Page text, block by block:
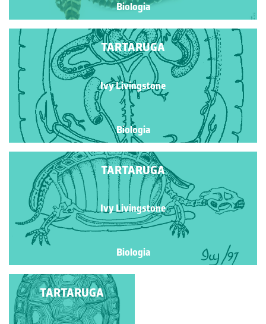
Biologia
TARTARUGA
Ivy Livingstone
Biologia
TARTARUGA
Ivy Livingstone
Biologia
TARTARUGA
TARTARUGA